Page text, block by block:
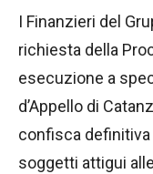
I Finanzieri del
richiesta della
esecuzione a
d’Appello di
confisca
soggetti attigui